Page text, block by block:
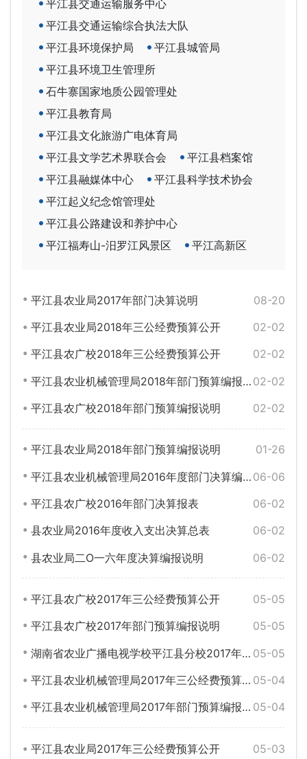
平江县交通运输服务中心
平江县交通运输综合执法大队
平江县环境保护局
平江县城管局
平江县环境卫生管理所
石牛寨国家地质公园管理处
平江县教育局
平江县文化旅游广电体育局
平江县文学艺术界联合会
平江县档案馆
平江县融媒体中心
平江县科学技术协会
平江起义纪念馆管理处
平江县公路建设和养护中心
平江福寿山-汨罗江风景区
平江高新区
08-20
平江县农业局2017年部门决算说明
02-02
平江县农业局2018年三公经费预算公开
02-02
平江县农广校2018年三公经费预算公开
02-02
平江县农业机械管理局2018年部门预算编报说明
02-02
平江县农广校2018年部门预算编报说明
01-26
平江县农业局2018年部门预算编报说明
06-06
平江县农业机械管理局2016年度部门决算编报说明
06-02
平江县农广校2016年部门决算报表
06-02
县农业局2016年度收入支出决算总表
06-02
县农业局二O一六年度决算编报说明
05-05
平江县农广校2017年三公经费预算公开
05-05
平江县农广校2017年部门预算编报说明
05-05
湖南省农业广播电视学校平江县分校2017年预算及三公经费预算公开表
05-04
平江县农业机械管理局2017年三公经费预算公开
05-04
平江县农业机械管理局2017年部门预算编报说明
05-03
平江县农业局2017年三公经费预算公开